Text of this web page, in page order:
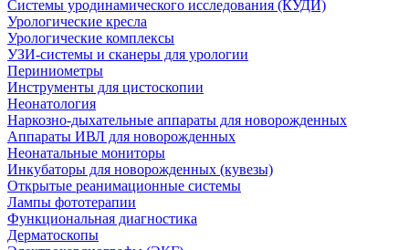
Системы уродинамического исследования (КУДИ)
Урологические кресла
Урологические комплексы
УЗИ-системы и сканеры для урологии
Периниометры
Инструменты для цистоскопии
Неонатология
Наркозно-дыхательные аппараты для новорожденных
Аппараты ИВЛ для новорожденных
Неонатальные мониторы
Инкубаторы для новорожденных (кувезы)
Открытые реанимационные системы
Лампы фототерапии
Функциональная диагностика
Дерматоскопы